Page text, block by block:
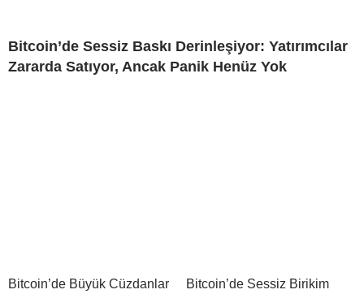
Bitcoin’de Sessiz Baskı Derinleşiyor: Yatırımcılar
Zararda Satıyor, Ancak Panik Henüz Yok
Bitcoin’de Büyük Cüzdanlar
Bitcoin’de Sessiz Birikim